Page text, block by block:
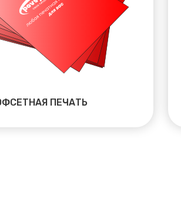
ПЕЧАТЬ